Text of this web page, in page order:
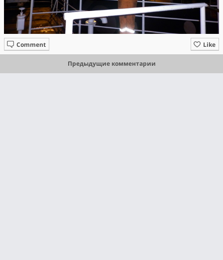
Like
Comment
Предыдущие комментарии